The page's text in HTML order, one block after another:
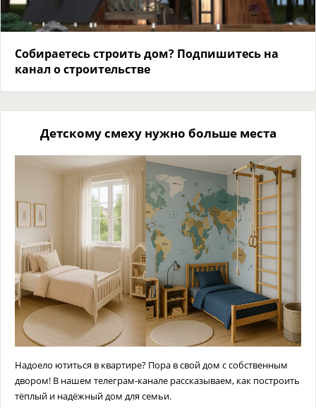
Собираетесь строить дом? Подпишитесь на
канал о строительстве
Детскому смеху нужно больше места
Надоело ютиться в квартире? Пора в свой дом с собственным
двором! В нашем телеграм-канале рассказываем, как построить
тёплый и надёжный дом для семьи.